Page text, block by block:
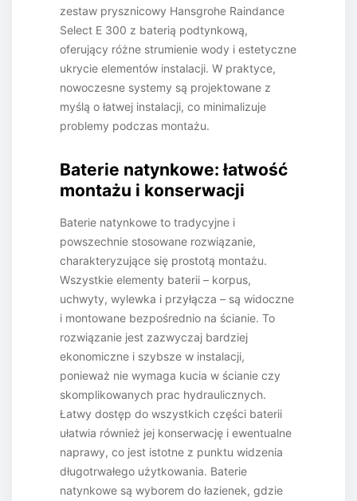
zestaw prysznicowy Hansgrohe Raindance
Select E 300 z baterią podtynkową,
oferujący różne strumienie wody i estetyczne
ukrycie elementów instalacji. W praktyce,
nowoczesne systemy są projektowane z
myślą o łatwej instalacji, co minimalizuje
problemy podczas montażu.
Baterie natynkowe: łatwość
montażu i konserwacji
Baterie natynkowe to tradycyjne i
powszechnie stosowane rozwiązanie,
charakteryzujące się prostotą montażu.
Wszystkie elementy baterii – korpus,
uchwyty, wylewka i przyłącza – są widoczne
i montowane bezpośrednio na ścianie. To
rozwiązanie jest zazwyczaj bardziej
ekonomiczne i szybsze w instalacji,
ponieważ nie wymaga kucia w ścianie czy
skomplikowanych prac hydraulicznych.
Łatwy dostęp do wszystkich części baterii
ułatwia również jej konserwację i ewentualne
naprawy, co jest istotne z punktu widzenia
długotrwałego użytkowania. Baterie
natynkowe są wyborem do łazienek, gdzie